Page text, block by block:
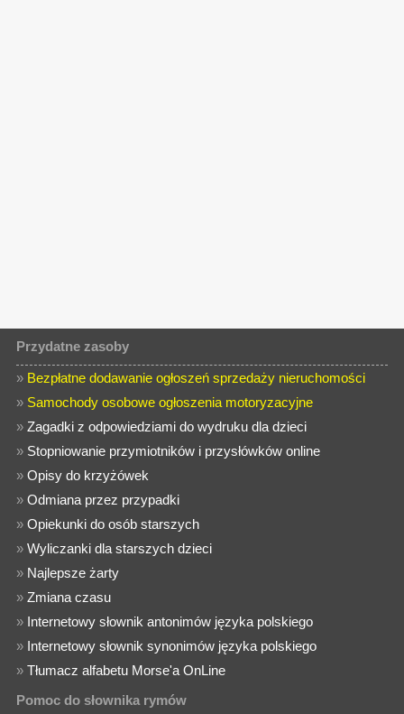
Przydatne zasoby
» Bezpłatne dodawanie ogłoszeń sprzedaży nieruchomości
» Samochody osobowe ogłoszenia motoryzacyjne
»Zagadki z odpowiedziami do wydruku dla dzieci
» Stopniowanie przymiotników i przysłówków online
»Opisy do krzyżówek
»Odmiana przez przypadki
»Opiekunki do osób starszych
»Wyliczanki dla starszych dzieci
» Najlepsze żarty
»Zmiana czasu
» Internetowy słownik antonimów języka polskiego
» Internetowy słownik synonimów języka polskiego
»Tłumacz alfabetu Morse'a OnLine
Pomoc do słownika rymów